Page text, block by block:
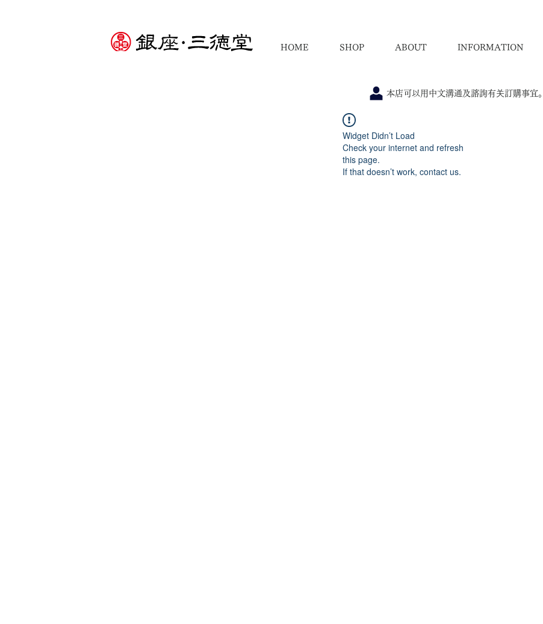
HOME SHOP ABOUT INFORMATION
本店可以用中文溝通及諮詢有关訂購事宜。
Widget Didn’t Load
Check your internet and refresh
this page.
If that doesn’t work, contact us.